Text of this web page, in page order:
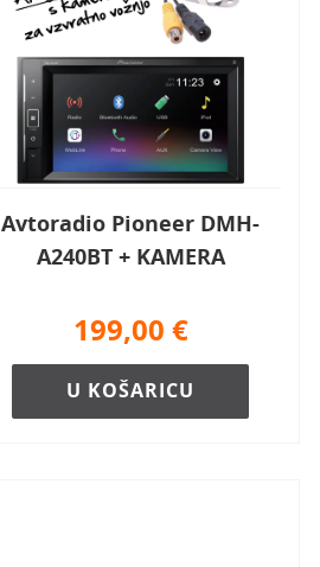
Avtoradio Pioneer DMH-
A240BT + KAMERA
199,00 €
U KOŠARICU